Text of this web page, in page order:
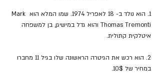
1. הוא נולד ב- 18 לאפריל 1974. שמו המלא הוא Mark
Thomas Tremonti והוא גדל במישיגן, בן למשפחה
איטלקית קתולית.
2. הוא רכש את הגיטרה הראשונה שלו בגיל 11 מחברו
במחיר של 10$.